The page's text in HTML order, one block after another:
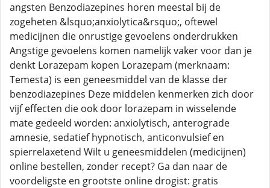
angsten Benzodiazepines horen meestal bij de
zogeheten &lsquo;anxiolytica&rsquo;, oftewel
medicijnen die onrustige gevoelens onderdrukken
Angstige gevoelens komen namelijk vaker voor dan je
denkt Lorazepam kopen Lorazepam (merknaam:
Temesta) is een geneesmiddel van de klasse der
benzodiazepines Deze middelen kenmerken zich door
vijf effecten die ook door lorazepam in wisselende
mate gedeeld worden: anxiolytisch, anterograde
amnesie, sedatief hypnotisch, anticonvulsief en
spierrelaxetend Wilt u geneesmiddelen (medicijnen)
online bestellen, zonder recept? Ga dan naar de
voordeligste en grootste online drogist: gratis